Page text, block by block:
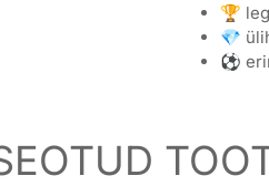
🏆
💎
⚽